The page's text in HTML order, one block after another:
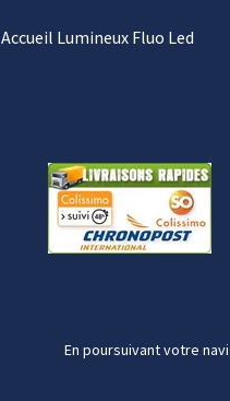
Accueil Lumineux Fluo Led
En poursuivant votre